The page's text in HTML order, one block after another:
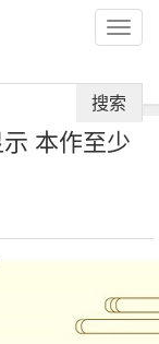
搜索
本作至少